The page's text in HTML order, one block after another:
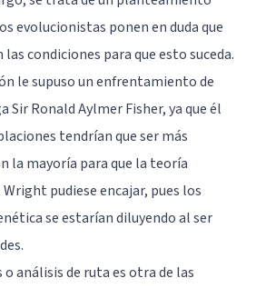
evolucionistas ponen en duda que
condiciones para que esto suceda.
le supuso un enfrentamiento de
Sir Ronald Aylmer Fisher, ya que él
tendrían que ser más
la mayoría para que la teoría
pudiese encajar, pues los
se estarían diluyendo al ser
análisis de ruta es otra de las